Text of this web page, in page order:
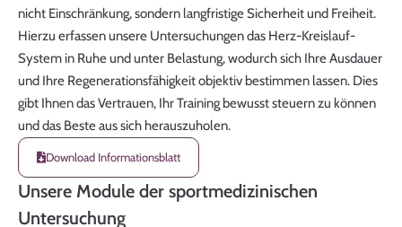
nicht Einschränkung, sondern langfristige Sicherheit und Freiheit.
Hierzu erfassen unsere Untersuchungen das Herz-Kreislauf-
System in Ruhe und unter Belastung, wodurch sich Ihre Ausdauer
und Ihre Regenerationsfähigkeit objektiv bestimmen lassen. Dies
gibt Ihnen das Vertrauen, Ihr Training bewusst steuern zu können
und das Beste aus sich herauszuholen.
Download Informationsblatt
Unsere Module der sportmedizinischen
Untersuchung